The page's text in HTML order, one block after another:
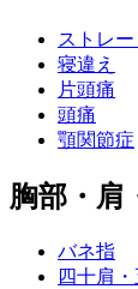
ストレ
寝違え
片頭痛
頭痛
顎関節症
胸部・肩
バネ指
四十肩